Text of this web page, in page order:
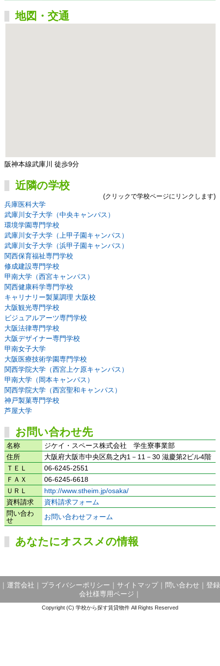
地図・交通
阪神本線武庫川 徒歩9分
近隣の学校
(クリックで学校ページにリンクします)
兵庫医科大学
武庫川女子大学（中央キャンパス）
環境学園専門学校
武庫川女子大学（上甲子園キャンパス）
武庫川女子大学（浜甲子園キャンパス）
関西保育福祉専門学校
修成建設専門学校
甲南大学（西宮キャンパス）
関西健康科学専門学校
キャリナリー製菓調理 大阪校
大阪観光専門学校
ビジュアルアーツ専門学校
大阪法律専門学校
大阪デザイナー専門学校
甲南女子大学
大阪医療技術学園専門学校
関西学院大学（西宮上ケ原キャンパス）
甲南大学（岡本キャンパス）
関西学院大学（西宮聖和キャンパス）
神戸製菓専門学校
芦屋大学
お問い合わせ先
名称
ジケイ・スペース株式会社 学生寮事業部
住所
大阪府大阪市中央区島之内1－11－30 滋慶第2ビル4階
ＴＥＬ
06-6245-2551
ＦＡＸ
06-6245-6618
ＵＲＬ
http://www.stheim.jp/osaka/
資料請求
資料請求フォーム
問い合わ
せ
お問い合わせフォーム
あなたにオススメの情報
運営会社 プライバシーポリシー サイトマップ｜ 問い合わせ
登録
会社様専用ページ
Copyright (C) 学校から探す賃貸物件 All Rights Reserved